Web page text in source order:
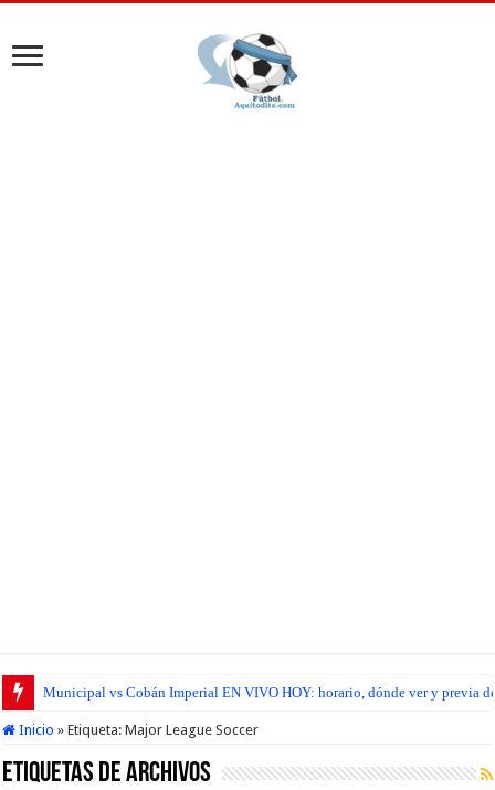
Municipal vs Cobán Imperial EN VIVO HOY: horario, dónde ver y previa
Inicio » Etiqueta:Major League Soccer
Etiquetas de Archivos